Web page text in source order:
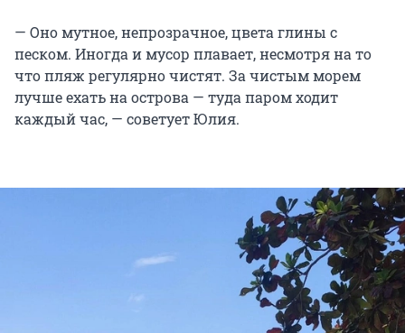
— Оно мутное, непрозрачное, цвета глины с
песком. Иногда и мусор плавает, несмотря на то
что пляж регулярно чистят. За чистым морем
лучше ехать на острова — туда паром ходит
каждый час, — советует Юлия.